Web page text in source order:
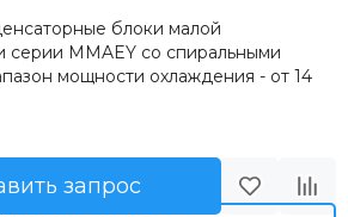
блоки малой
серии MMAEY со спиральными
мощности охлаждения - от 14
запрос